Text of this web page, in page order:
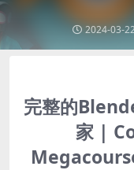
2024-03-
完整的
家 |